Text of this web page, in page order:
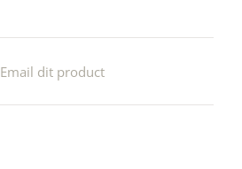
Email dit product